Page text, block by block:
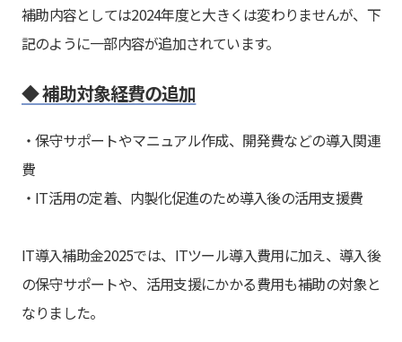
補助内容としては2024年度と大きくは変わりませんが、下
記のように一部内容が追加されています。
◆ 補助対象経費の追加
・保守サポートやマニュアル作成、開発費などの導入関連
費
・IT活用の定着、内製化促進のため導入後の活用支援費
IT導入補助金2025では、ITツール導入費用に加え、導入後
の保守サポートや、活用支援にかかる費用も補助の対象と
なりました。